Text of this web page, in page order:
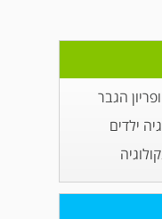
הגבר
ילדים